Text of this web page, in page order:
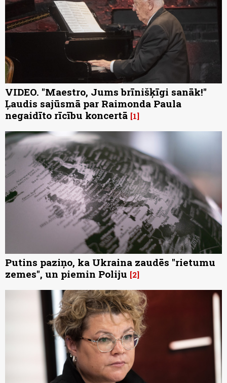
VIDEO. "Maestro, Jums brīnišķīgi sanāk!"
Ļaudis sajūsmā par Raimonda Paula
negaidīto rīcību koncertā 1
Putins paziņo, ka Ukraina zaudēs "rietumu
zemes", un piemin Poliju 2